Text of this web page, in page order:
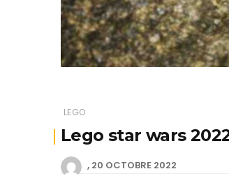
LEGO
Lego star wars
20 OCTOBRE 2022